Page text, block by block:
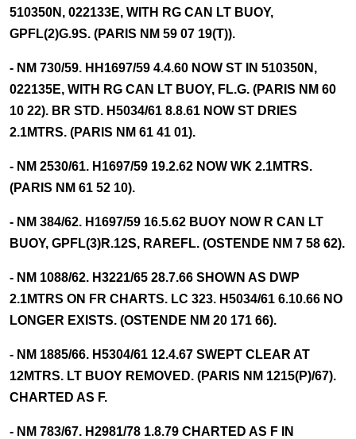
510350N, 022133E, WITH RG CAN LT BUOY,
GPFL(2)G.9S. (PARIS NM 59 07 19(T)).
- NM 730/59. HH1697/59 4.4.60 NOW ST IN 510350N,
022135E, WITH RG CAN LT BUOY, FL.G. (PARIS NM 60
10 22). BR STD. H5034/61 8.8.61 NOW ST DRIES
2.1MTRS. (PARIS NM 61 41 01).
- NM 2530/61. H1697/59 19.2.62 NOW WK 2.1MTRS.
(PARIS NM 61 52 10).
- NM 384/62. H1697/59 16.5.62 BUOY NOW R CAN LT
BUOY, GPFL(3)R.12S, RAREFL. (OSTENDE NM 7 58 62).
- NM 1088/62. H3221/65 28.7.66 SHOWN AS DWP
2.1MTRS ON FR CHARTS. LC 323. H5034/61 6.10.66 NO
LONGER EXISTS. (OSTENDE NM 20 171 66).
- NM 1885/66. H5304/61 12.4.67 SWEPT CLEAR AT
12MTRS. LT BUOY REMOVED. (PARIS NM 1215(P)/67).
CHARTED AS F.
- NM 783/67. H2981/78 1.8.79 CHARTED AS F IN